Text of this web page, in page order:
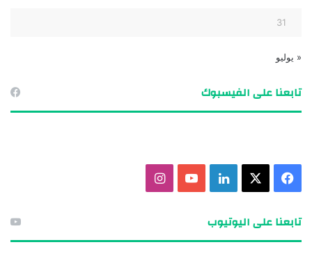
31
« يوليو
تابعنا على الفيسبوك
تابعنا على اليوتيوب